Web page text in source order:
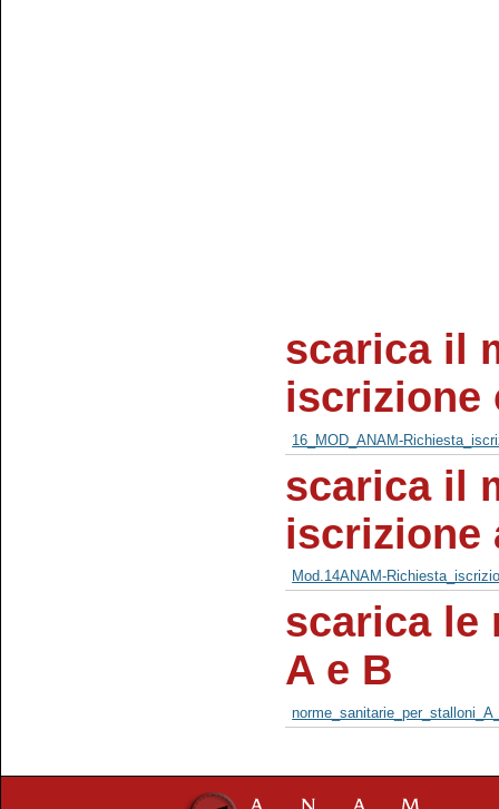
scarica il
iscrizione
16_MOD_ANAM-
scarica il
iscrizione
Mod.14ANAM-
scarica le
A e B